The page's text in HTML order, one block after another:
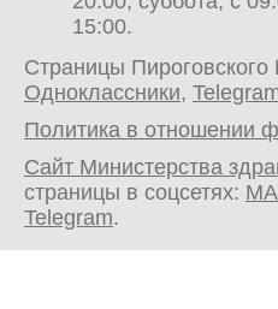
15:00.
Страницы Пироговского
Одноклассники,
Политика в отношении
Сайт Министерства
страницы в соцсетях:
Telegram.